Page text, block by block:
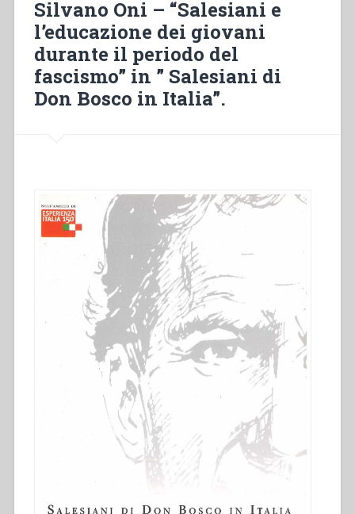
le
due
guerre
mondiali
come
risposta
un
periodo
significativi
cambiamenti
sociali
e
culturali”
in
“Sviluppo
del
carisma
di
Don
Bosco
fino
metà
Silvano Oni – “Salesiani e
l’educazione dei giovani
durante il periodo del
fascismo” in ” Salesiani di
Don Bosco in Italia”.